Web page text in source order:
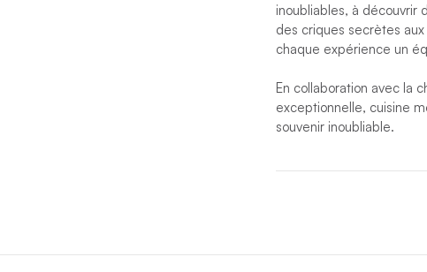
inoubliables, à découvrir
des criques secrètes
chaque expérience un
En collaboration avec la
exceptionnelle, cuisine
souvenir inoubliable.
La cheffe Claireapporte
croisière. En 2022,